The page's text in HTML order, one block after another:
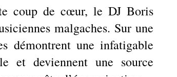
coup de cœur, le DJ Boris
malgaches. Sur une
démontrent une infatigable
et deviennent une source